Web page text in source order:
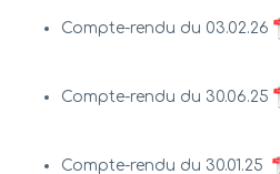
Compte-rendu du 03.02.26
Compte-rendu du 30.06.25
Compte-rendu du 30.01.25